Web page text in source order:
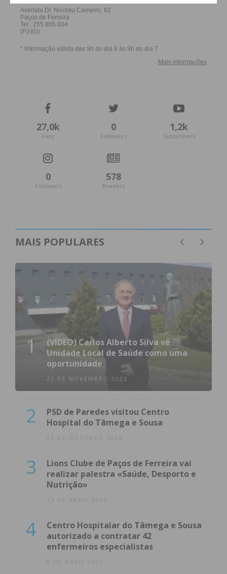
27,0k
Fans
0
Followers
1,2k
Subscribers
0
Followers
578
Readers
MAIS POPULARES
1
(VÍDEO) Carlos Alberto Silva vê
Unidade Local de Saúde como uma
oportunidade
23 DE NOVEMBRO 2023
2
PSD de Paredes visitou Centro
Hospital do Tâmega e Sousa
23 DE OUTUBRO 2023
3
Lions Clube de Paços de Ferreira vai
realizar palestra «Saúde, Desporto e
Nutrição»
14 DE ABRIL 2022
4
Centro Hospitalar do Tâmega e Sousa
autorizado a contratar 42
enfermeiros especialistas
8 DE ABRIL 2022